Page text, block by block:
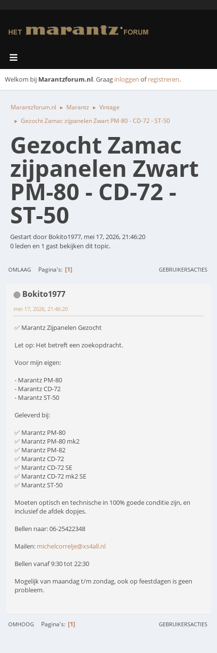
Welkom bij Marantzforum.nl. Graag inloggen ofregistreren.
Marantzforum.nl ► Marantz ► Vintage
► Gezocht Zamac zijpanelen Zwart PM-80 - CD-72 - ST-50
Gezocht Zamac
zijpanelen Zwart
PM-80 - CD-72 -
ST-50
Gestart door Bokito1977, mei 17, 2026, 21:46:20
0 leden en 1 gast bekijken dit topic.
OMLAAG Pagina's 1 GEBRUIKERSACTIES
Bokito1977
mei 17, 2026, 21:46:20
✅ Marantz Zijpanelen Gezocht
Let op: Het betreft een zoekopdracht.
Voor mijn eigen:
- Marantz PM-80
- Marantz CD-72
- Marantz ST-50
Geleverd bij:
✅ Marantz PM-80
✅ Marantz PM-80 mk2
✅ Marantz PM-82
✅ Marantz CD-72
✅ Marantz CD-72 SE
✅ Marantz CD-72 mk2 SE
✅ Marantz ST-50
Moeten optisch en technische in 100% goede conditie zijn, en
inclusief de afdek dopjes.
Bellen naar: 06-25422348
Mailen: michelcorrelje@xs4all.nl
Bellen vanaf 9:30 tot 22:30
Mogelijk van maandag t/m zondag, ook op feestdagen is geen
probleem.
OMHOOG Pagina's 1 GEBRUIKERSACTIES